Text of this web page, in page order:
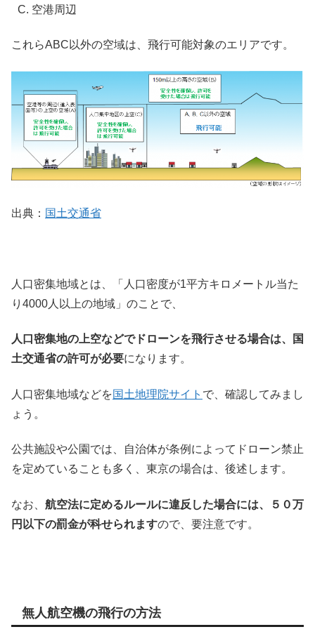
空港周辺
これらABC以外の空域は、飛行可能対象のエリアです。
出典： 国土交通省
人口密集地域とは、「人口密度が1平方キロメートル当た
り4000人以上の地域」のことで、
人口密集地の上空などでドローンを飛行させる場合は、国
土交通省の許可が必要になります。
人口密集地域などを国土地理院サイト で、確認してみまし
ょう。
公共施設や公園では、自治体が条例によってドローン禁止
を定めていることも多く、東京の場合は、後述します。
なお、 航空法に定めるルールに違反した場合には、５０万
円以下の罰金が科せられますので、要注意です。
無人航空機の飛行の方法